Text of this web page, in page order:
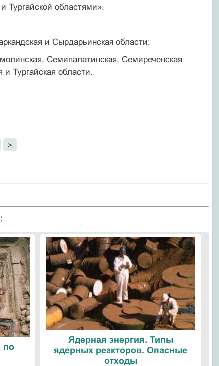
Тургайской областями».
и Сырдарьинская области;
Семипалатинская, Семиреченская
и Тургайская области.
>
по
Ядерная энергия. Типы
ядерных реакторов. Опасные
отходы